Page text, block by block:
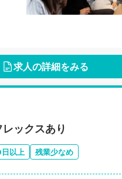
求人の詳細をみる
ックスあり
以上 残業少なめ